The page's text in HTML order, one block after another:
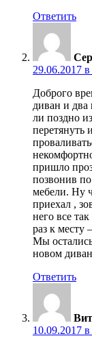
Ответить
29.06.2017
Доброго
диван и два
ли поздно
перетянуть
пришло
позвонив
мебели. Ну
приехал ,
него все
раз к месту
Мы
новом
Ответить
10.09.2017